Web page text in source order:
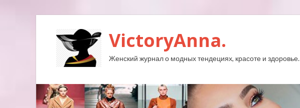
VictoryAnna.
Женский журнал о модных тендециях, красоте и здоровье.